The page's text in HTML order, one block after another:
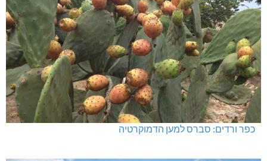
כפר ורדים: סברס למען הדמוקרטיה